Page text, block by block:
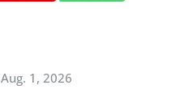
Aug. 1, 2026